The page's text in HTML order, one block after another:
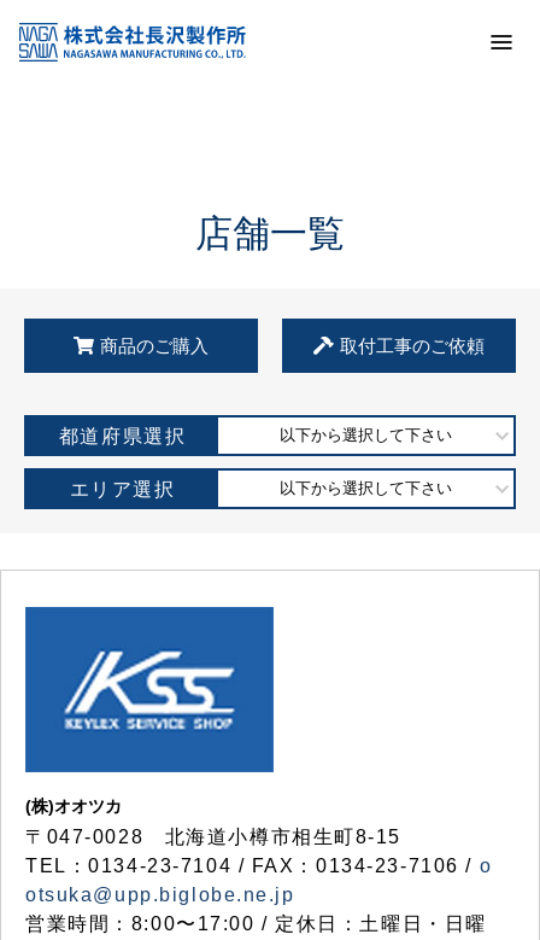
KSS加盟店・取扱店情報
店舗一覧
店舗一覧
商品のご購入 取付工事のご依頼
都道府県選択 以下から選択して下さい
エリア選択 以下から選択して下さい
(株)オオツカ
〒047-0028 北海道小樽市相生町8-15
TEL：0134-23-7104 / FAX：0134-23-7106 / o
otsuka@upp.biglobe.ne.jp
営業時間：8:00〜17:00 / 定休日：土曜日・日曜